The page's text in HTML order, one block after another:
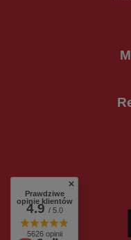
Prawdziwe
opinie klientów
4.9/ 5.0
5626 opinii